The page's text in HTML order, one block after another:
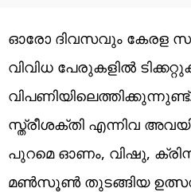
ഓരോ ദിവസവും കേരള
വിവിധ പേരുകളില്‍
സ്ത്രീശക്തി എന്നിവ
പുറമെ ഓണം, വിഷു,
മണ്‍സൂണ്‍ തുടങ്ങിയ